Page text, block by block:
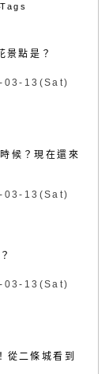
Tags
景點是？
03-13(Sat)
候？現在還來
03-13(Sat)
03-13(Sat)
從二條城看到